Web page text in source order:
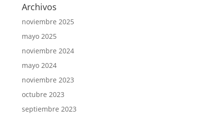
Archivos
noviembre 2025
mayo 2025
noviembre 2024
mayo 2024
noviembre 2023
octubre 2023
septiembre 2023